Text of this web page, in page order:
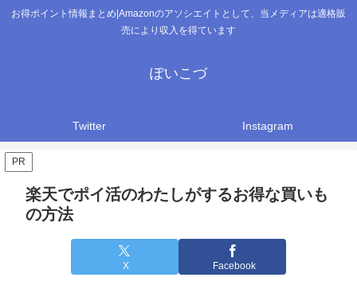
お得ポイント情報まとめ|Amazonのアソシエイトとして、当メディアは適格販
売により収入を得ています
ぽいこづ
Twitter Instagram
PR
楽天でポイ活のわたしがするお得な買いも
の方法
X Facebook